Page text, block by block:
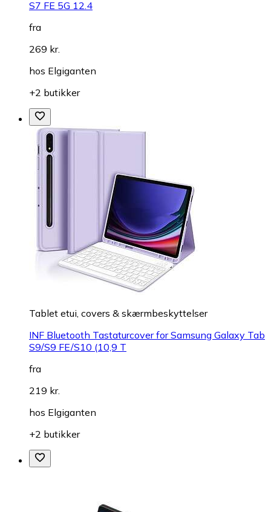
S7 FE 5G 12.4
fra
269 kr.
hos Elgiganten
+2 butikker
Tablet etui, covers & skærmbeskyttelser
INF Bluetooth Tastaturcover for Samsung Galaxy Tab
S9/S9 FE/S10 (10,9 T
fra
219 kr.
hos Elgiganten
+2 butikker